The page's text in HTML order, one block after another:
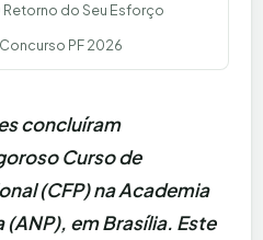
do Seu Esforço
PF 2026
concluíram
Curso de
(CFP) na Academia
em Brasília. Este